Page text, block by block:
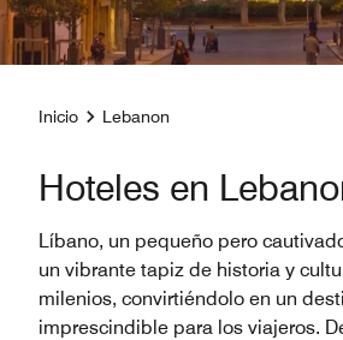
Inicio Lebanon
Hoteles en
Líbano, un pequeño pero
un vibrante tapiz de historia y
milenios, convirtiéndolo en un
imprescindible para los viajeros.